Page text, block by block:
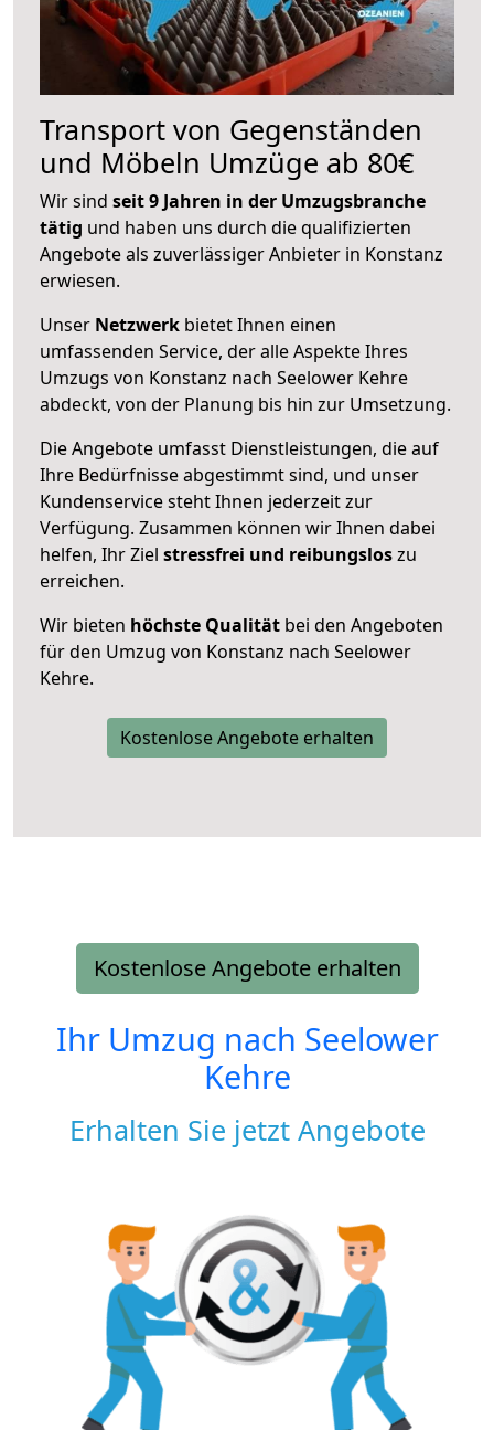
Transport von Gegenständen
und Möbeln Umzüge ab 80€
Wir sind seit 9 Jahren in der Umzugsbranche
tätig und haben uns durch die qualifizierten
Angebote als zuverlässiger Anbieter in Konstanz
erwiesen.
Unser Netzwerk bietet Ihnen einen
umfassenden Service, der alle Aspekte Ihres
Umzugs von Konstanz nach Seelower Kehre
abdeckt, von der Planung bis hin zur Umsetzung.
Die Angebote umfasst Dienstleistungen, die auf
Ihre Bedürfnisse abgestimmt sind, und unser
Kundenservice steht Ihnen jederzeit zur
Verfügung. Zusammen können wir Ihnen dabei
helfen, Ihr Ziel stressfrei und reibungsloszu
erreichen.
Wir bieten höchste Qualität bei den Angeboten
für den Umzug von Konstanz nach Seelower
Kehre.
Kostenlose Angebote erhalten
Kostenlose Angebote erhalten
Ihr Umzug nach Seelower
Kehre
Erhalten Sie jetzt Angebote